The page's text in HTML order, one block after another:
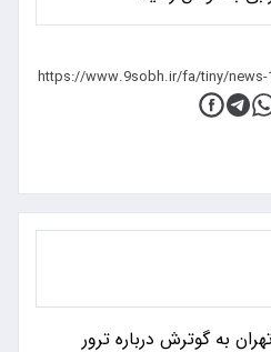
به گوترش درباره ترور